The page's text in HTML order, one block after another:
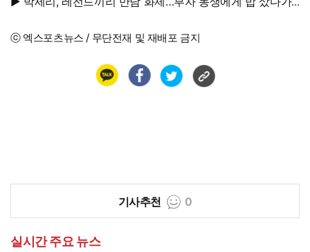
ⓒ 엑스포츠뉴스 / 무단전재 및 재배포 금지
기사추천 0
실시간 주요 뉴스